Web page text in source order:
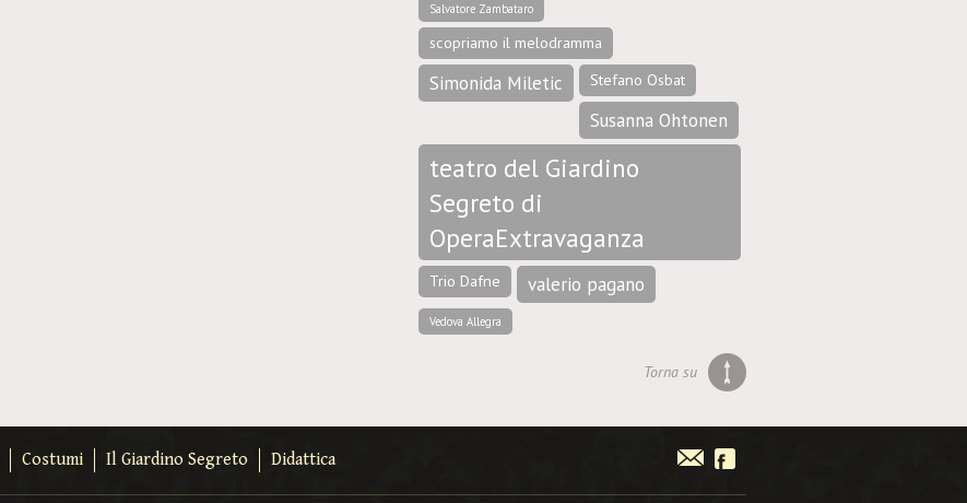
Salvatore Zambataro
scopriamo il melodramma
Simonida Miletic Stefano Osbat
Susanna Ohtonen
teatro del Giardino
Segreto di
OperaExtravaganza
Trio Dafne valerio pagano
Vedova Allegra
Torna su
Costumi Il Giardino Segreto Didattica